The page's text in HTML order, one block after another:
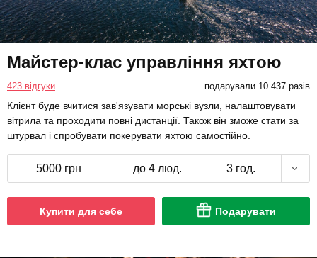
Майстер-клас управління яхтою
423 відгуки подарували 10 437 разів
Клієнт буде вчитися зав'язувати морські вузли, налаштовувати
вітрила та проходити повні дистанції. Також він зможе стати за
штурвал і спробувати покерувати яхтою самостійно.
5000 грн до 4 люд. 3 год.
Купити для себе Подарувати